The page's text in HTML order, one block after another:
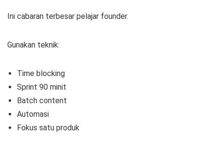
Ini cabaran terbesar pelajar founder.
Gunakan teknik:
Time blocking
Sprint 90 minit
Batch content
Automasi
Fokus satu produk